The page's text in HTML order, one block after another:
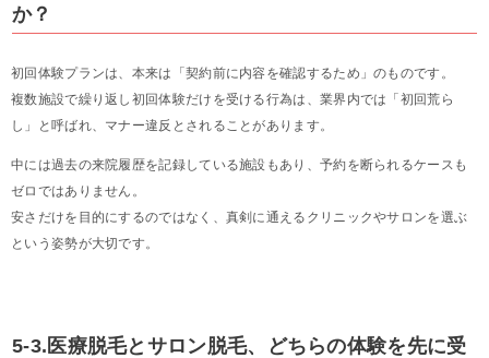
か？
初回体験プランは、本来は「契約前に内容を確認するため」のものです。
複数施設で繰り返し初回体験だけを受ける行為は、業界内では「初回荒ら
し」と呼ばれ、マナー違反とされることがあります。
中には過去の来院履歴を記録している施設もあり、予約を断られるケースも
ゼロではありません。
安さだけを目的にするのではなく、真剣に通えるクリニックやサロンを選ぶ
という姿勢が大切です。
5-3.医療脱毛とサロン脱毛、どちらの体験を先に受